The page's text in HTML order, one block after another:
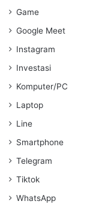
Game
Google Meet
Instagram
Investasi
Komputer/PC
Laptop
Line
Smartphone
Telegram
Tiktok
WhatsApp